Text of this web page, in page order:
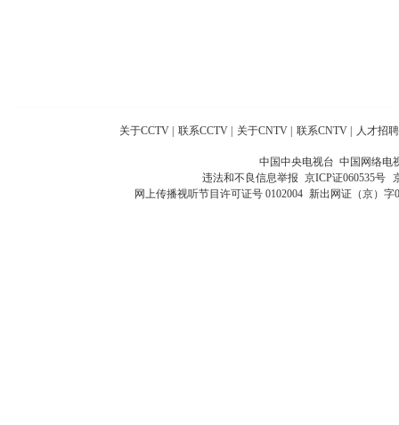
关于CCTV 联系CCTV 关于CNTV 联系CNTV 人才招聘
中国中央电视台 中国网络电
违法和不良信息举报 京ICP证060535号
网上传播视听节目许可证号 0102004 新出网证（京）